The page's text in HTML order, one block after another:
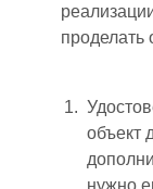
проделать
объект
нужно